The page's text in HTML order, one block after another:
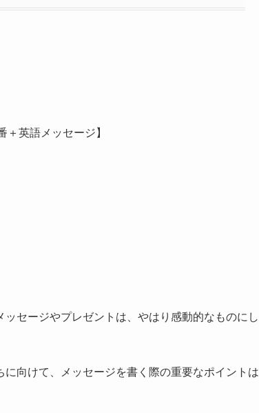
英語メッセージ】
セージやプレゼントは、やはり感動的なものにし
向けて、メッセージを書く際の重要なポイントは